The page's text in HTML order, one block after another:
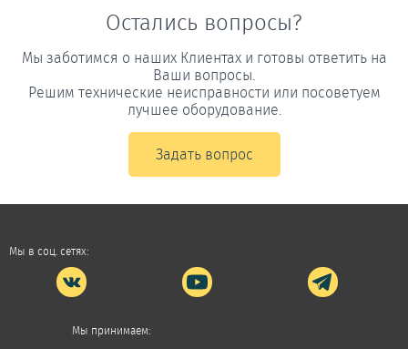
Остались вопросы?
Мы заботимся о наших Клиентах и готовы ответить на
Ваши вопросы.
Решим технические неисправности или посоветуем
лучшее оборудование.
Задать вопрос
Мы в соц. сетях:
Мы принимаем: